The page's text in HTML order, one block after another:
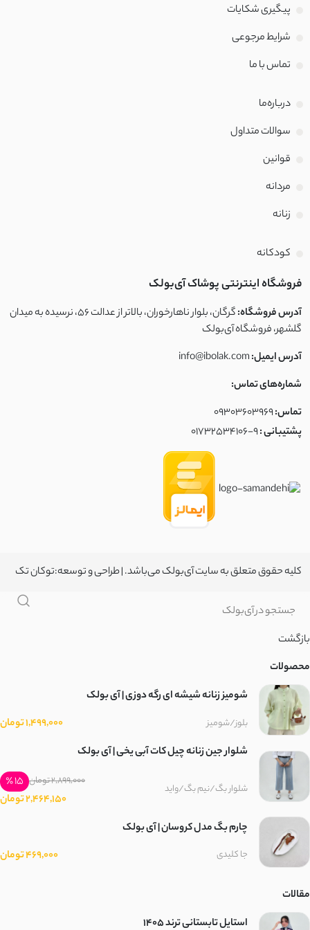
پیگیری شکایات
شرایط مرجوعی
تماس با‌ ما
درباره‌ما
سوالات متداول
قوانین
مردانه
زنانه
کودکانه
فروشگاه اینترنتی پوشاک آی‌بولک
آدرس فروشگاه:
گرگان، بلوار ناهارخوران، بالاتر از عدالت ۵۶، نرسیده به میدان
گلشهر، فروشگاه آی‌بولک
آدرس ایمیل:info@ibolak.com
شماره‌های تماس:
تماس:09303603969
پشتیبانی :01732534106-9
کلیه حقوق متعلق به سایت آی‌بولک می‌باشد. | طراحی و توسعه:توکان تک
بازگشت
محصولات
شومیز زنانه شیشه ای رگه دوزی | آی بولک
بلوز/شومیز
1,499,000 تومان
شلوار جین زنانه چیل کات آبی یخی | آی بولک
شلوار بگ/نیم بگ/واید
2,899,000 تومان
15 ٪
2,464,150 تومان
چارم بگ مدل کروسان | آی بولک
جا کلیدی 469,000 تومان
مقالات
استایل تابستانی ترند ۱۴۰۵